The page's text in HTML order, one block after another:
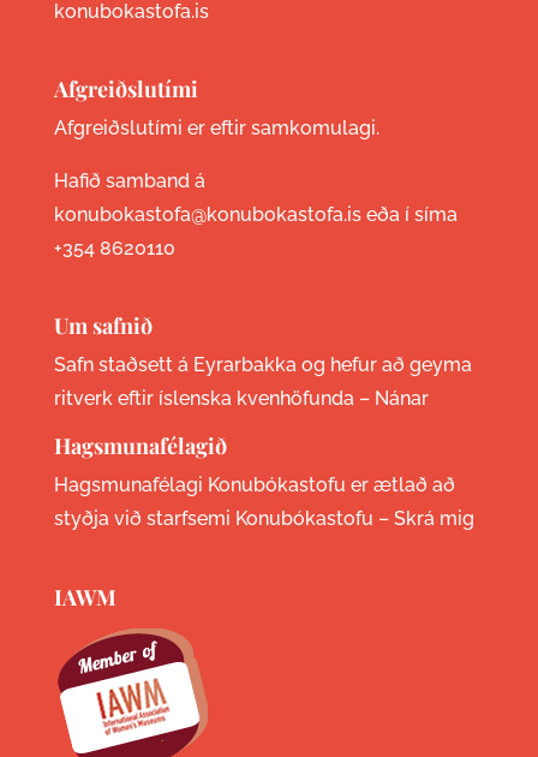
konubokastofa.is
Afgreiðslutími
Afgreiðslutími er eftir samkomulagi.
Hafið samband á
konubokastofa@konubokastofa.is eða í síma
+354 8620110
Um safnið
Safn staðsett á Eyrarbakka og hefur að geyma
ritverk eftir íslenska kvenhöfunda – Nánar
Hagsmunafélagið
Hagsmunafélagi Konubókastofu er ætlað að
styðja við starfsemi Konubókastofu – Skrá mig
IAWM